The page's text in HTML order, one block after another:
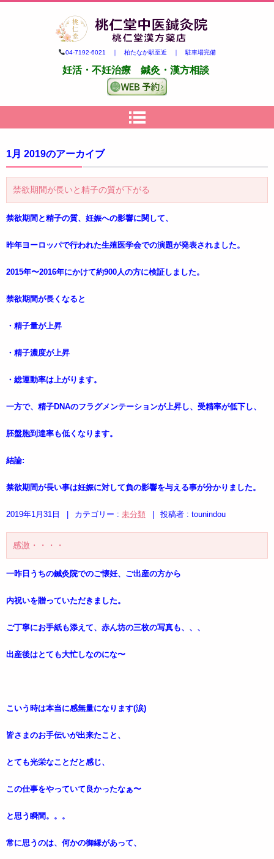
柏市の妊活・不妊治療専門 鍼
灸・漢方｜桃仁堂中医鍼灸院・
桃仁堂漢方薬店
04-7192-6021 ｜ 柏たなか駅至近 ｜ 駐車場完備
妊活・不妊治療 鍼灸・漢方相談
1月 2019のアーカイブ
禁欲期間が長いと精子の質が下がる
禁欲期間と精子の質、妊娠への影響に関して、
昨年ヨーロッパで行われた生殖医学会での演題が発表されました。
2015年〜2016年にかけて約900人の方に検証しました。
禁欲期間が長くなると
・精子量が上昇
・精子濃度が上昇
・総運動率は上がります。
一方で、精子DNAのフラグメンテーションが上昇し、受精率が低下し、
胚盤胞到達率も低くなります。
結論:
禁欲期間が長い事は妊娠に対して負の影響を与える事が分かりました。
2019年1月31日 カテゴリー : 未分類 投稿者 : tounindou
感激・・・・
一昨日うちの鍼灸院でのご懐妊、ご出産の方から
内祝いを贈っていただきました。
ご丁寧にお手紙も添えて、赤ん坊の三枚の写真も、、、
出産後はとても大忙しなのにな〜
こいう時は本当に感無量になります(涙)
皆さまのお手伝いが出来たこと、
とても光栄なことだと感じ、
この仕事をやっていて良かったなぁ〜
と思う瞬間。。。
常に思うのは、何かの御縁があって、